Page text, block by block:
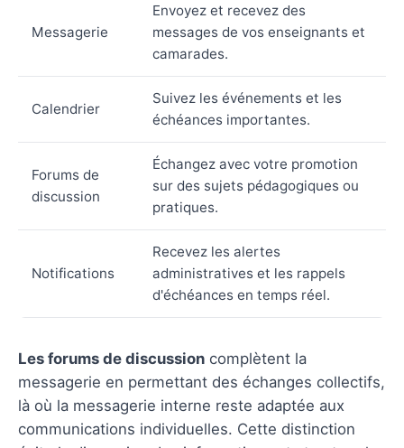
Messagerie
Envoyez et recevez des
messages de vos enseignants et
camarades.
Calendrier
Suivez les événements et les
échéances importantes.
Forums de
discussion
Échangez avec votre promotion
sur des sujets pédagogiques ou
pratiques.
Notifications
Recevez les alertes
administratives et les rappels
d'échéances en temps réel.
Les forums de discussion complètent la
messagerie en permettant des échanges collectifs,
là où la messagerie interne reste adaptée aux
communications individuelles. Cette distinction